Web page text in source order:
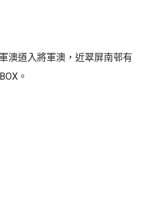
澳道入將軍澳，近翠屏南邨有
。